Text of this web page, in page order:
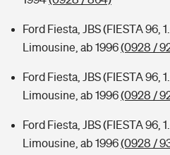
Ford Fiesta, JBS (FIESTA 96,
Limousine, ab 1996(0928 /
Ford Fiesta, JBS (FIESTA 96,
Limousine, ab 1996(0928 /
Ford Fiesta, JBS (FIESTA 96,
Limousine, ab 1996(0928 /